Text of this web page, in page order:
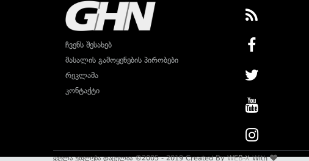
ჩვენს შესახებ
მასალის გამოყენების პირობები
რეკლამა
კონტაქტი
ყველა უფლება დაცულია ©2005 - 2019 Created ByWEB-XWith